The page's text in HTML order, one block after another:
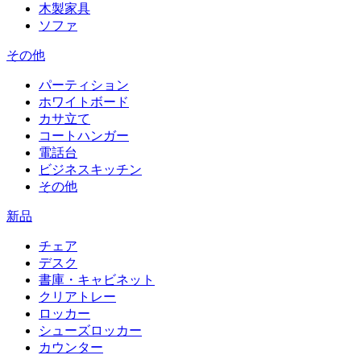
木製家具
ソファ
その他
パーティション
ホワイトボード
カサ立て
コートハンガー
電話台
ビジネスキッチン
その他
新品
チェア
デスク
書庫・キャビネット
クリアトレー
ロッカー
シューズロッカー
カウンター